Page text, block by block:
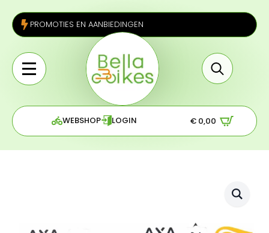
PROMOTIES EN AANBIEDINGEN
for:
WEBSHOP LOGIN € 0,00